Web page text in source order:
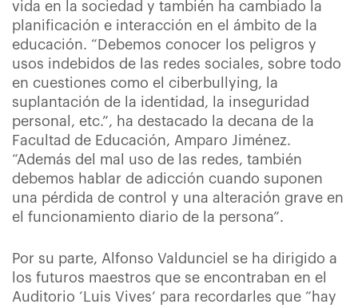
vida en la sociedad y también ha cambiado la
planificación e interacción en el ámbito de la
educación. “Debemos conocer los peligros y
usos indebidos de las redes sociales, sobre todo
en cuestiones como el ciberbullying, la
suplantación de la identidad, la inseguridad
personal, etc.”, ha destacado la decana de la
Facultad de Educación, Amparo Jiménez.
“Además del mal uso de las redes, también
debemos hablar de adicción cuando suponen
una pérdida de control y una alteración grave en
el funcionamiento diario de la persona”.
Por su parte, Alfonso Valdunciel se ha dirigido a
los futuros maestros que se encontraban en el
Auditorio ‘Luis Vives’ para recordarles que “hay